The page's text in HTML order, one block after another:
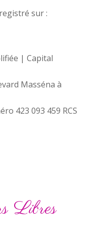
sur :
| Capital
Masséna à
423 093 459 RCS
Libres